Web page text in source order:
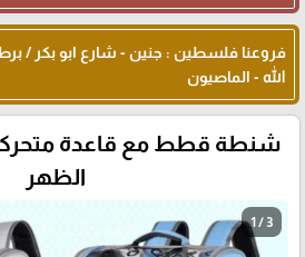
فروعنا فلسطين : جنين - شارع ابو بكر /
الله - الماصيون
شنطة قطط مع قاعدة
الظهر
1 / 3